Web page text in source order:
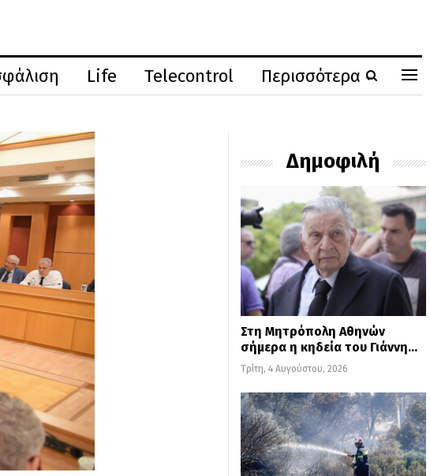
Life Telecontrol Περισσότερα
Δημοφιλή
Στη Μητρόπολη Αθηνών
σήμερα η κηδεία του Γιάννη…
Τρίτη, 4 Αυγούστου, 2026